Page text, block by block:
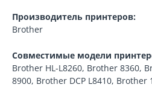
Производитель принтеров:
Brother
Совместимые модели
Brother HL-L8260, Brother 8360,
8900, Brother DCP L8410, Brother